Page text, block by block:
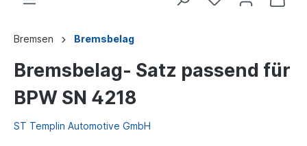
Bremsen Bremsbelag
Bremsbelag- Satz passend für
BPW SN 4218
ST Templin Automotive GmbH